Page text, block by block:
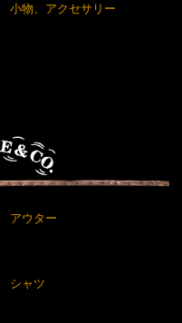
小物、アクセサリー
アウター
シャツ